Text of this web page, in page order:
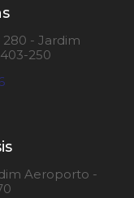
280 - Jardim
250
Aeroporto -